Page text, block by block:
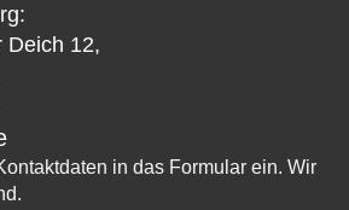
Deich 12,
in das Formular ein. Wir